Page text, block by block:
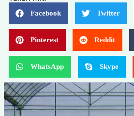
Facebook Twitter
Pinterest Reddit
WhatsApp Skype